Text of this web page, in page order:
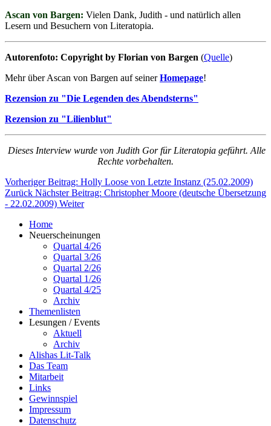
Ascan von Bargen: Vielen Dank, Judith - und natürlich allen
Lesern und Besuchern von Literatopia.
Autorenfoto: Copyright by Florian von Bargen (Quelle)
Mehr über Ascan von Bargen auf seinerHomepage!
Rezension zu "Die Legenden des Abendsterns"
Rezension zu "Lilienblut"
Dieses Interview wurde von Judith Gor für Literatopia geführt. Alle
Rechte vorbehalten.
Vorheriger Beitrag: Holly Loose von Letzte Instanz (25.02.2009)
Zurück Nächster Beitrag: Christopher Moore (deutsche Übersetzung
- 22.02.2009) Weiter
Home
Neuerscheinungen
Quartal 4/26
Quartal 3/26
Quartal 2/26
Quartal 1/26
Quartal 4/25
Archiv
Themenlisten
Lesungen / Events
Aktuell
Archiv
Alishas Lit-Talk
Das Team
Mitarbeit
Links
Gewinnspiel
Impressum
Datenschutz